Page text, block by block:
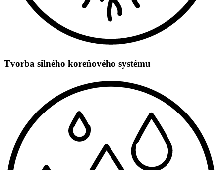
Tvorba silného koreňového systému